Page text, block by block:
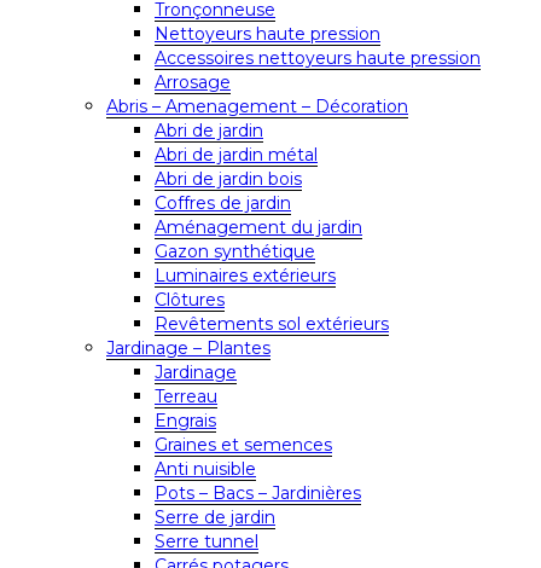
Tronçonneuse
Nettoyeurs haute pression
Accessoires nettoyeurs haute pression
Arrosage
Abris – Amenagement – Décoration
Abri de jardin
Abri de jardin métal
Abri de jardin bois
Coffres de jardin
Aménagement du jardin
Gazon synthétique
Luminaires extérieurs
Clôtures
Revêtements sol extérieurs
Jardinage – Plantes
Jardinage
Terreau
Engrais
Graines et semences
Anti nuisible
Pots – Bacs – Jardinières
Serre de jardin
Serre tunnel